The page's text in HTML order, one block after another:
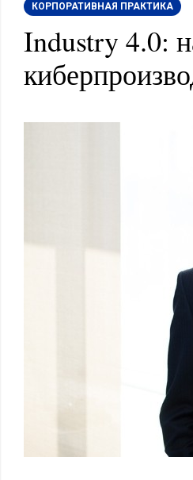
КОРПОРАТИВНАЯ ПРАКТИКА
Industry 4.0: